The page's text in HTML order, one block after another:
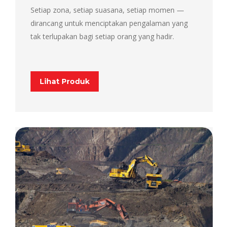
Setiap zona, setiap suasana, setiap momen —
dirancang untuk menciptakan pengalaman yang
tak terlupakan bagi setiap orang yang hadir.
Lihat Produk